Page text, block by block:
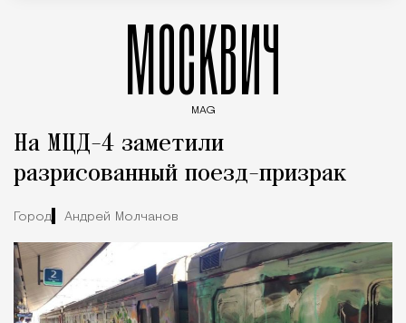
МОСКВИЧ
MAG
На МЦД-4 заметили
разрисованный поезд-призрак
Город Андрей Молчанов